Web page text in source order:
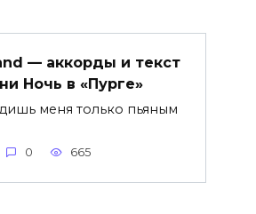
— аккорды и текст
Ночь в «Пурге»
меня только пьяным
0 665